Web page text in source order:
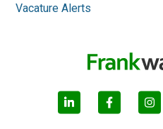
Vacature Alerts